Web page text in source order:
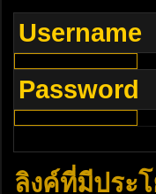
Username
Password
ลิงค์ที่มีประ